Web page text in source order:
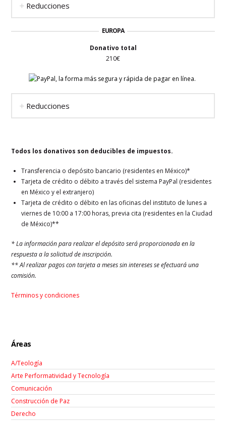
Reducciones
EUROPA
Donativo total
210€
Reducciones
Todos los donativos son deducibles de impuestos.
Transferencia o depósito bancario (residentes en México)*
Tarjeta de crédito o débito a través del sistema PayPal (residentes
en México y el extranjero)
Tarjeta de crédito o débito en las oficinas del instituto de lunes a
viernes de 10:00 a 17:00 horas, previa cita (residentes en la Ciudad
de México)**
* La información para realizar el depósito será proporcionada en la
respuesta a la solicitud de inscripción.
** Al realizar pagos con tarjeta a meses sin intereses se efectuará una
comisión.
Términos y condiciones
Áreas
A/Teología
Arte Performatividad y Tecnología
Comunicación
Construcción de Paz
Derecho